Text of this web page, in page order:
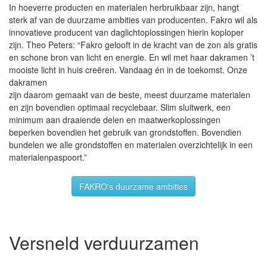
In hoeverre producten en materialen herbruikbaar zijn, hangt
sterk af van de duurzame ambities van producenten. Fakro wil als
innovatieve producent van daglichtoplossingen hierin koploper
zijn. Theo Peters: “Fakro gelooft in de kracht van de zon als gratis
en schone bron van licht en energie. En wil met haar dakramen ’t
mooiste licht in huis creëren. Vandaag én in de toekomst. Onze
dakramen
zijn daarom gemaakt van de beste, meest duurzame materialen
en zijn bovendien optimaal recyclebaar. Slim sluitwerk, een
minimum aan draaiende delen en maatwerkoplossingen
beperken bovendien het gebruik van grondstoffen. Bovendien
bundelen we alle grondstoffen en materialen overzichtelijk in een
materialenpaspoort.”
Versneld verduurzamen